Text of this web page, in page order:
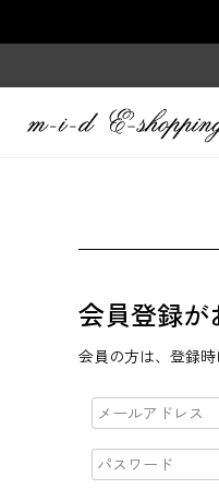
会員登録が
会員の方は、登録